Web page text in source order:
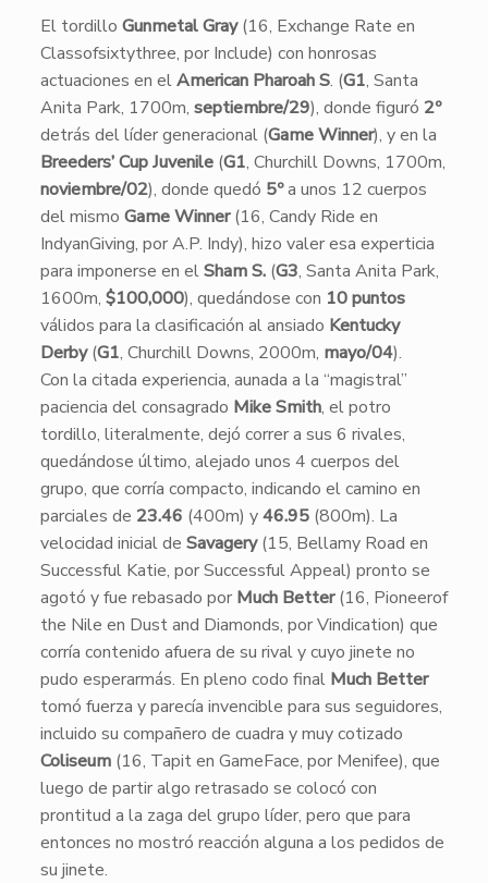
​El tordillo Gunmetal Gray(16, Exchange Rate en
Classofsixtythree, por Include) con honrosas
actuaciones en elAmerican Pharoah S. (G1, Santa
Anita Park, 1700m, septiembre/29), donde figuró 2º
detrás del líder generacional (Game Winner), y en la
Breeders’ Cup Juvenile(G1, Churchill Downs, 1700m,
noviembre/02), donde quedó 5ºa unos 12 cuerpos
del mismo Game Winner(16, Candy Ride en
IndyanGiving, por A.P. Indy), hizo valer esa experticia
para imponerse en elSham S.(G3, Santa Anita Park,
1600m, $100,000), quedándose con 10 puntos
válidos para la clasificación al ansiado Kentucky
Derby(G1, Churchill Downs, 2000m, mayo/04).
Con la citada experiencia, aunada a la “magistral”
paciencia del consagrado Mike Smith, el potro
tordillo, literalmente, dejó correr a sus 6 rivales,
quedándose último, alejado unos 4 cuerpos del
grupo, que corría compacto, indicando el camino en
parciales de 23.46 (400m) y46.95(800m). La
velocidad inicial de Savagery(15, Bellamy Road en
Successful Katie, por Successful Appeal) pronto se
agotó y fue rebasado por Much Better(16, Pioneerof
the Nile en Dust and Diamonds, por Vindication) que
corría contenido afuera de su rival y cuyo jinete no
pudo esperarmás. En pleno codo final Much Better
tomó fuerza y parecía invencible para sus seguidores,
incluido su compañero de cuadra y muy cotizado
Coliseum(16, Tapit en GameFace, por Menifee), que
luego de partir algo retrasado se colocó con
prontitud a la zaga del grupo líder, pero que para
entonces no mostró reacción alguna a los pedidos de
su jinete.